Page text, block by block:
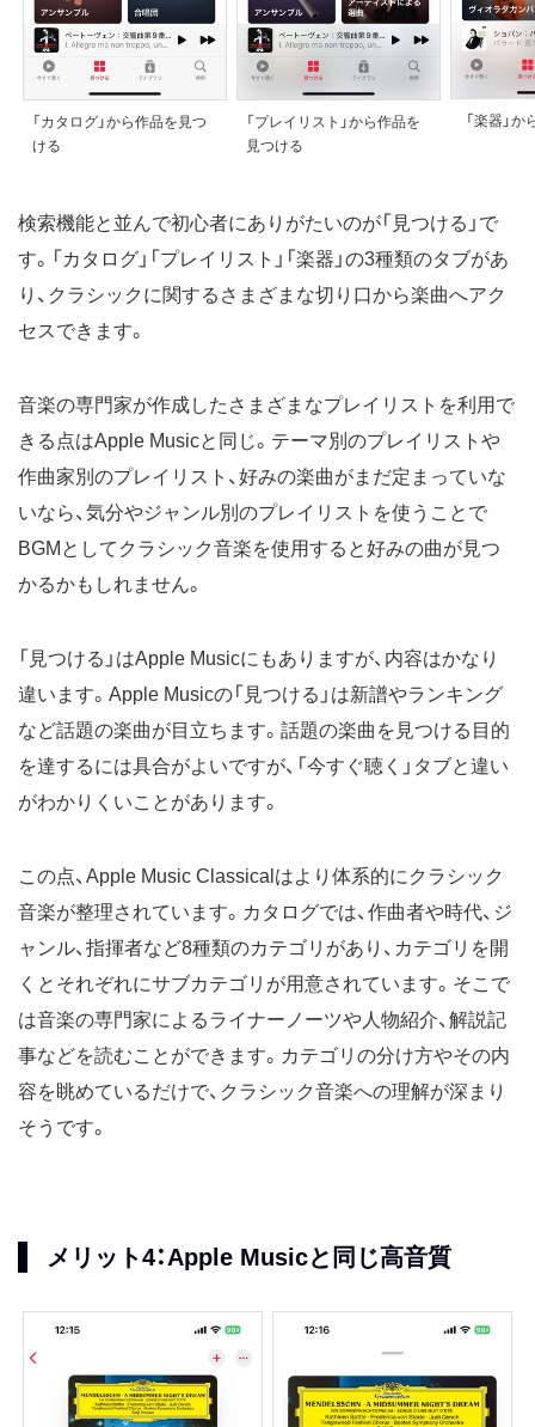
「カタログ」から作品を見つ
ける
「プレイリスト」から作品を
見つける
「楽器」
検索機能と並んで初心者にありがたいのが「見つける」で
す。「カタログ」「プレイリスト」「楽器」の3種類のタブがあ
り、クラシックに関するさまざまな切り口から楽曲へアク
セスできます。
音楽の専門家が作成したさまざまなプレイリストを利用で
きる点はApple Musicと同じ。テーマ別のプレイリストや
作曲家別のプレイリスト、好みの楽曲がまだ定まっていな
いなら、気分やジャンル別のプレイリストを使うことで
BGMとしてクラシック音楽を使用すると好みの曲が見つ
かるかもしれません。
「見つける」はApple Musicにもありますが、内容はかなり
違います。Apple Musicの「見つける」は新譜やランキング
など話題の楽曲が目立ちます。話題の楽曲を見つける目的
を達するには具合がよいですが、「今すぐ聴く」タブと違い
がわかりくいことがあります。
この点、Apple Music Classicalはより体系的にクラシック
音楽が整理されています。カタログでは、作曲者や時代、ジ
ャンル、指揮者など8種類のカテゴリがあり、カテゴリを開
くとそれぞれにサブカテゴリが用意されています。そこで
は音楽の専門家によるライナーノーツや人物紹介、解説記
事などを読むことができます。カテゴリの分け方やその内
容を眺めているだけで、クラシック音楽への理解が深まり
そうです。
メリット4：Apple Musicと同じ高音質